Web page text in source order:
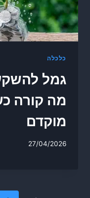
כלכלה
גמל
מה קורה
מוקדם
27/04/2026